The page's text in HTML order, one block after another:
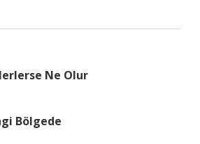
Ne Olur
Bölgede